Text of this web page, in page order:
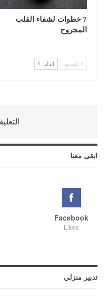
7 خطوات لشفاء القلب
المجروح
السابق التالي
ابقى معنا
Facebook
Likes
تدبير منزلي